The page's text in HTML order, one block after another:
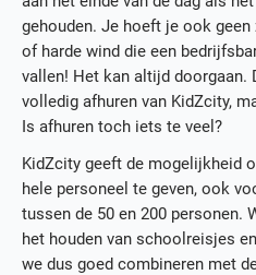
gehouden. Je hoeft je ook
of harde wind die een
vallen! Het kan altijd
volledig afhuren van KidZcity,
Is afhuren toch iets te veel?
KidZcity geeft de mogelijkheid
hele personeel te geven, ook
tussen de 50 en 200 personen.
het houden van schoolreisjes
we dus goed combineren met